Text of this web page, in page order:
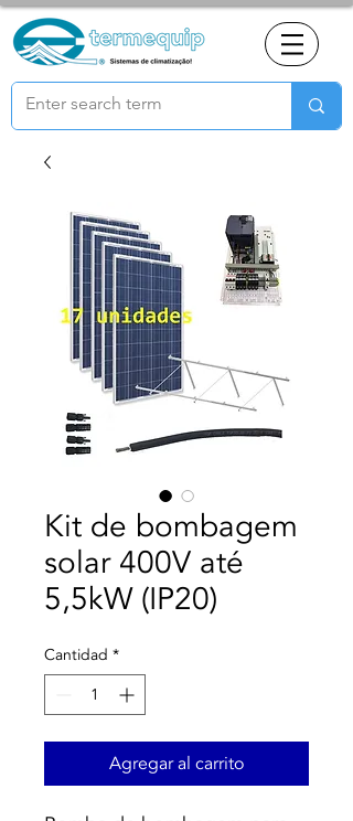
Kit de bombagem
solar 400V até
5,5kW (IP20)
Cantidad *
Agregar al carrito